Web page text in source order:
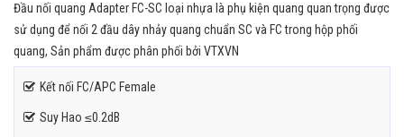
Đầu nối quang Adapter FC-SC loại nhựa là phụ kiện quang quan trọng được
sử dụng để nối 2 đầu dây nhảy quang chuẩn SC và FC trong hộp phối
quang, Sản phẩm được phân phối bởi VTXVN
Kết nối FC/APC Female
Suy Hao ≤0.2dB